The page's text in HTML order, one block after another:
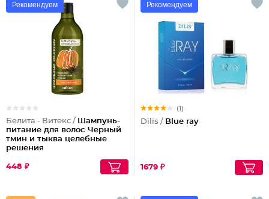
Рекомендуем
Белита - Витекс / Шампунь-
питание для волос Черный
тмин и тыква целебные
решения
448 ₽
Рекомендуем
(1)
Dilis / Blue ray
1679 ₽